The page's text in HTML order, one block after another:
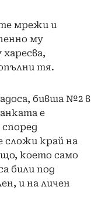
мрежи и
му
тя.
бивша №2 в
е
сложи край на
което само
били под
и на личен